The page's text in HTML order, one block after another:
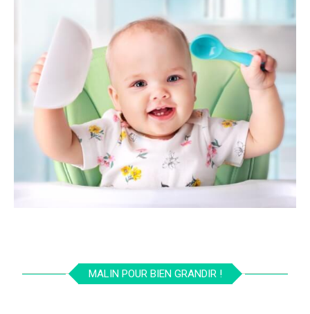
MALIN POUR BIEN GRANDIR !